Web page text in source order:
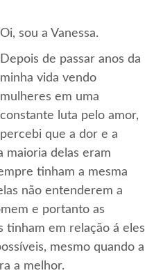
Oi, sou a Vanessa.
Depois de passar anos da
minha vida vendo
mulheres em uma
constante luta pelo amor,
percebi que a dor e a
maioria delas eram
tinham a mesma
não entenderem a
e portanto as
tinham em relação á eles
mesmo quando a
a melhor.